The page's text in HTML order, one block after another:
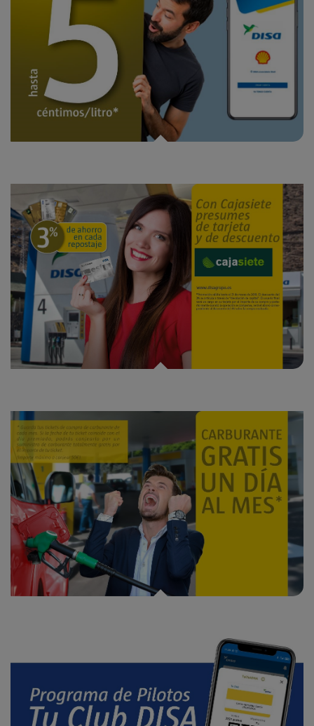
Disfruta de descuentos en Mi Energía DISA
¡Ahorra un 3% con Cajasiete!
Promoción Carburante Gratis un día al mes en DISA y Shell